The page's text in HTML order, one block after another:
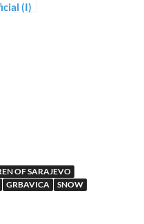
(I)
OF SARAJEVO
GRBAVICA SNOW